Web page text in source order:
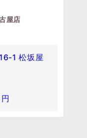
屋店
1 松坂屋
円